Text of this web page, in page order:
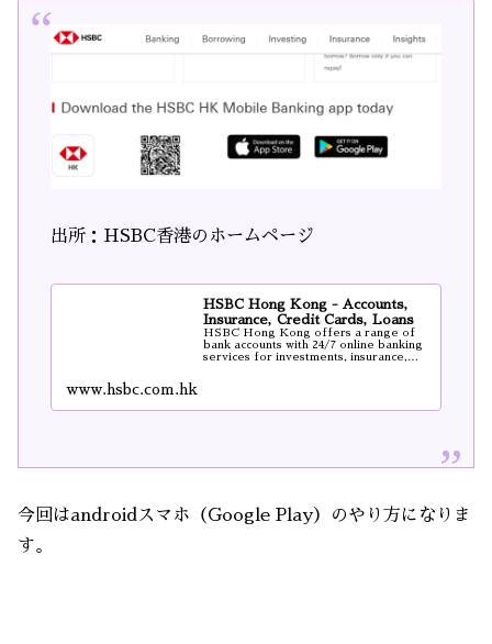
出所：HSBC香港のホームページ
HSBC Hong Kong - Accounts,
Insurance, Credit Cards, Loans
HSBC Hong Kong offers a range of
bank accounts with 24/7 online banking
services for investments, insurance,
www.hsbc.com.hk
今回はandroidスマホ（Google Play）のやり方になりま
す。